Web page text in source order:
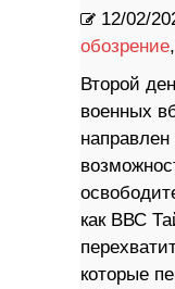
12/02/
обозрение,
Второй
военных
как ВВС
которые